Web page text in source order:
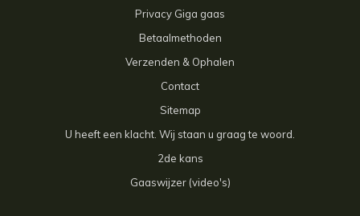
Privacy Giga gaas
Betaalmethoden
Verzenden & Ophalen
Contact
Sitemap
U heeft een klacht. Wij staan u graag te woord.
2de kans
Gaaswijzer (video's)